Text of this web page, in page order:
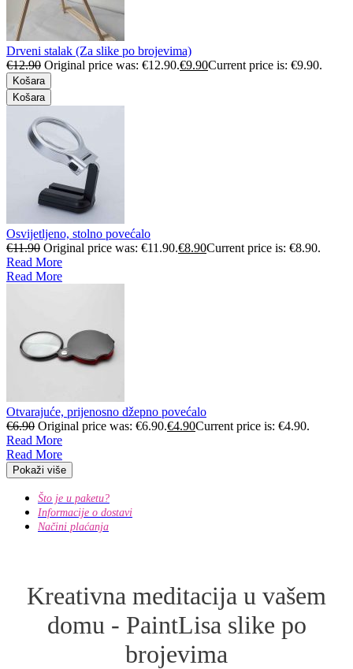
Drveni stalak (Za slike po brojevima)
€12.90 Original price was: €12.90.€9.90Current price is: €9.90.
Košara
Košara
Osvijetljeno, stolno povećalo
€11.90 Original price was: €11.90.€8.90Current price is: €8.90.
Read More
Read More
Otvarajuće, prijenosno džepno povećalo
€6.90 Original price was: €6.90.€4.90Current price is: €4.90.
Read More
Read More
Pokaži više
Što je u paketu?
Informacije o dostavi
Načini plaćanja
Kreativna meditacija u vašem
domu - PaintLisa slike po
brojevima